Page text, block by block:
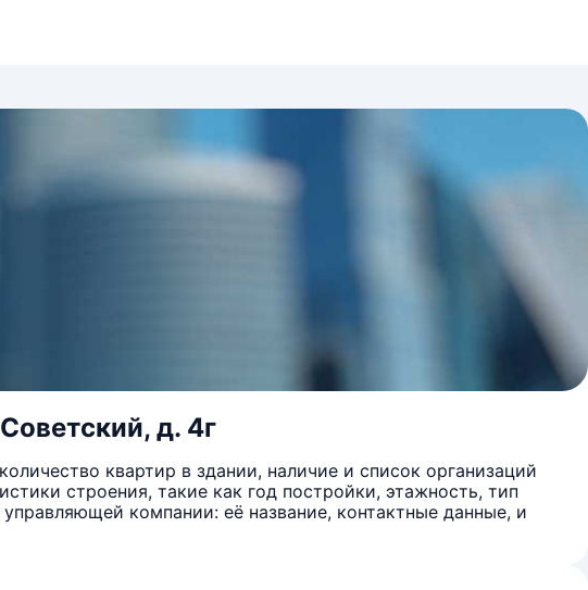
д. 4г
квартир в здании, наличие и список организаций
строения, такие как год постройки, этажность, тип
компании: её название, контактные данные, и